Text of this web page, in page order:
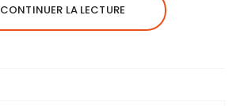
CONTINUER LA LECTURE